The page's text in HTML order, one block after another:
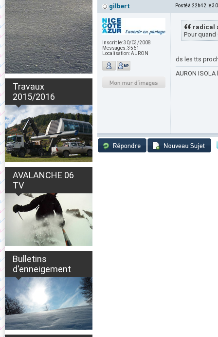
Travaux
2015/2016
AVALANCHE 06
TV
Bulletins
d'enneigement
gilbert Posté à 22h42 le
Inscrit le:30/03/2008
Messages:3561
Localisation:AURON
radical
Pour
ds les tts
AURON